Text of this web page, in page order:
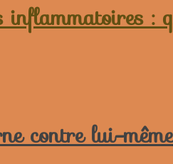
:
contre lui-même